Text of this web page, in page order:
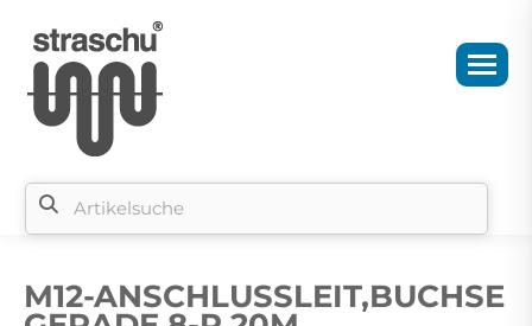
M12-ANSCHLUSSLEIT,BUCHSE